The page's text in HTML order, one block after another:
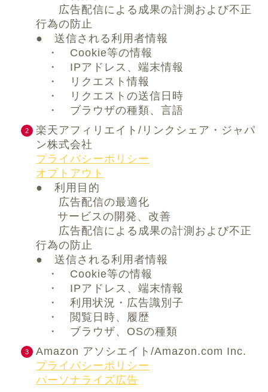
広告配信による成果の計測および不正
行為の防止
● 送信される利用者情報
・ Cookie等の情報
・ IPアドレス、端末情報
・ リクエスト情報
・ リクエストの送信日時
・ ブラウザの種類、言語
楽天アフィリエイト/リンクシェア・ジャパ
ン株式会社
プライバシーポリシー
オプトアウト
● 利用目的
広告配信の最適化
サービスの開発、改善
広告配信による成果の計測および不正
行為の防止
● 送信される利用者情報
・ Cookie等の情報
・ IPアドレス、端末情報
・ 利用状況・広告識別子
・ 閲覧日時、履歴
・ ブラウザ、OSの種類
Amazon アソシエイト/Amazon.com Inc.
プライバシーポリシー
パーソナライズ広告